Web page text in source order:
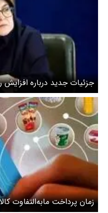
مایل است که مبلغ کالابرگ
زمان پرداخت مابه‌التفاوت